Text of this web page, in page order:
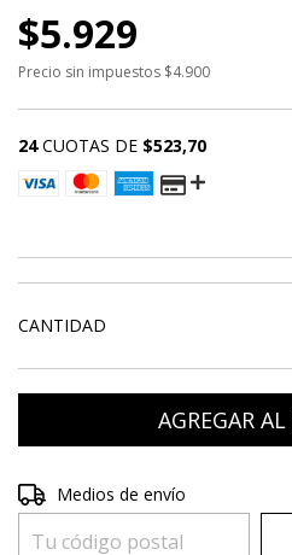
$5.929
Precio sin impuestos $4.900
24 CUOTAS DE $523,70
CANTIDAD
Entregas para el CP:
Medios de envío